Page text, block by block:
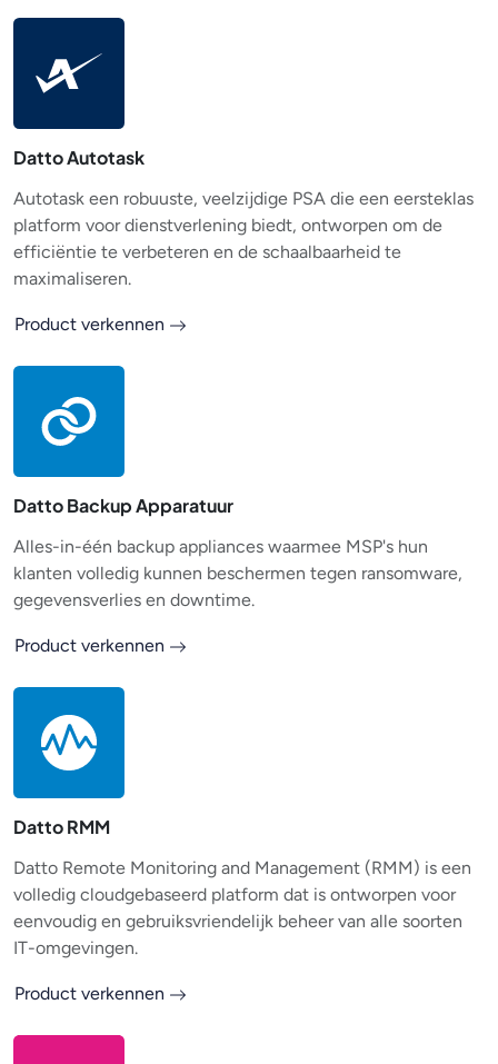
Datto Autotask
Autotask een robuuste, veelzijdige PSA die een eersteklas
platform voor dienstverlening biedt, ontworpen om de
efficiëntie te verbeteren en de schaalbaarheid te
maximaliseren.
Product verkennen
Datto Backup Apparatuur
Alles-in-één backup appliances waarmee MSP's hun
klanten volledig kunnen beschermen tegen ransomware,
gegevensverlies en downtime.
Product verkennen
Datto RMM
Datto Remote Monitoring and Management (RMM) is een
volledig cloudgebaseerd platform dat is ontworpen voor
eenvoudig en gebruiksvriendelijk beheer van alle soorten
IT-omgevingen.
Product verkennen